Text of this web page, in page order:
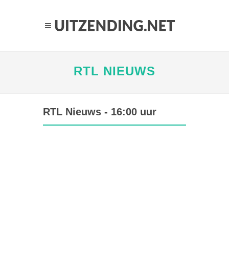
RTL NIEUWS
RTL Nieuws - 16:00 uur